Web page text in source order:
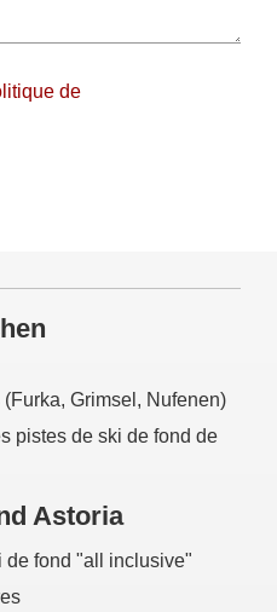
de
Grimsel, Nufenen)
pistes de ski de fond de
Astoria
de fond "all inclusive"